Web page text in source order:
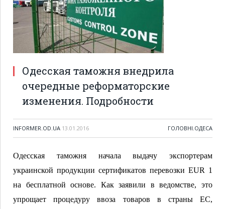
Одесская таможня внедрила
очередные реформаторские
изменения. Подробности
INFORMER.OD.UA 13.01.2016 ГОЛОВНІ,ОДЕСА
Одесская таможня начала выдачу экспортерам
украинской продукции сертификатов перевозки EUR 1
на бесплатной основе. Как заявили в ведомстве, это
упрощает процедуру ввоза товаров в страны ЕС,